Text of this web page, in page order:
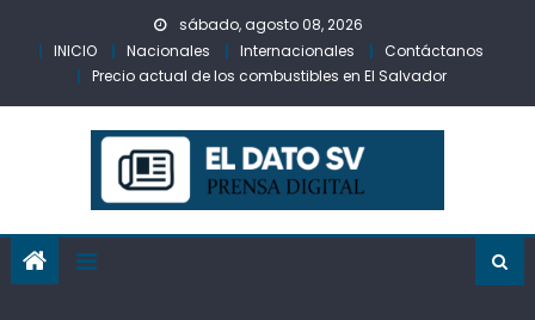
sábado, agosto 08, 2026
INICIO
Nacionales Internacionales
Contáctanos
Precio actual de los combustibles en El Salvador